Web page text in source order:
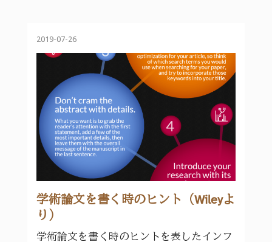
2019-07-26
学術論文を書く時のヒント（Wileyよ
り）
学術論文を書く時のヒントを表したインフ